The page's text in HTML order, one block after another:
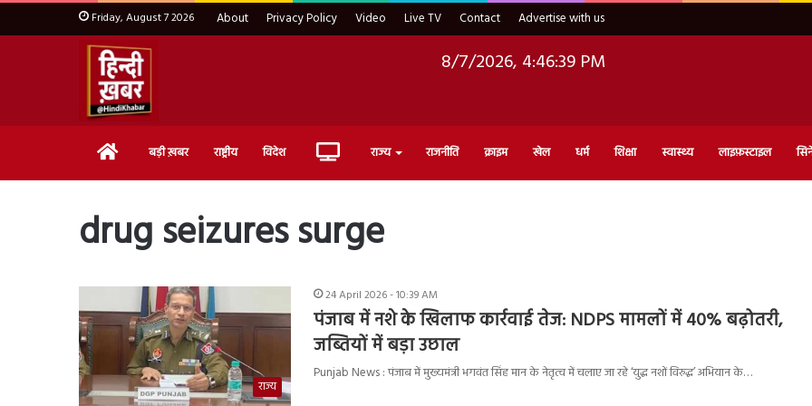
Friday, August 7 2026 About Privacy Policy Video Live TV Contact Advertise with us
8/7/2026, 4:46:40 PM
Home बड़ी ख़बर राष्ट्रीय विदेश Live राज्य राजनीति क्राइम खेल धर्म शिक्षा स्वास्थ्य लाइफ़स्टाइल
drug seizures surge
राज्य
24 April 2026 - 10:39 AM
पंजाब में नशे के खिलाफ कार्रवाई तेज: NDPS मामलों में 40% बढ़ोतरी,
जब्तियों में बड़ा उछाल
Punjab News : पंजाब में मुख्यमंत्री भगवंत सिंह मान के नेतृत्व में चलाए जा रहे ‘युद्ध नशों विरुद्ध’ अभियान के…